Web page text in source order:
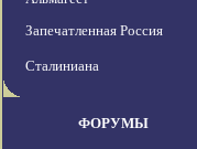
Запечатленная Россия
Сталиниана
ФОРУМЫ